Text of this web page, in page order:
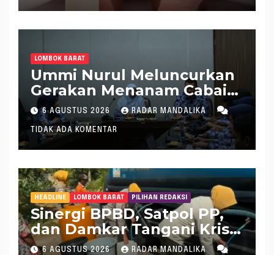
LOMBOK BARAT
Ummi Nurul Meluncurkan
Gerakan Menanam Cabai
Tangani Inflasi
6 AGUSTUS 2026 RADAR MANDALIKA
TIDAK ADA KOMENTAR
HEADLINE LOMBOK BARAT PILIHAN REDAKSI
Sinergi BPBD, Satpol PP,
dan Damkar Tangani Krisis
Air Bersih di Lobar
6 AGUSTUS 2026 RADAR MANDALIKA